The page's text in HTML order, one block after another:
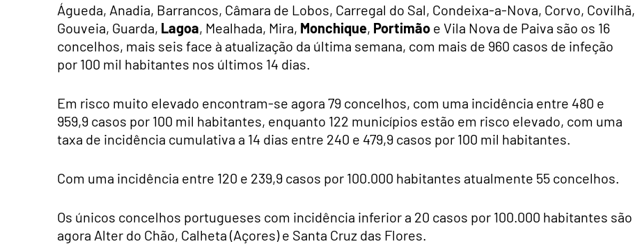
Águeda, Anadia, Barrancos, Câmara de Lobos, Carregal do Sal, Condeixa-a-Nova, Corvo, Covilhã,
Gouveia, Guarda, Lagoa, Mealhada, Mira, Monchique, Portimão e Vila Nova de Paiva são os 16
concelhos, mais seis face à atualização da última semana, com mais de 960 casos de infeção
por 100 mil habitantes nos últimos 14 dias.
Em risco muito elevado encontram-se agora 79 concelhos, com uma incidência entre 480 e
959,9 casos por 100 mil habitantes, enquanto 122 municípios estão em risco elevado, com uma
taxa de incidência cumulativa a 14 dias entre 240 e 479,9 casos por 100 mil habitantes.
Com uma incidência entre 120 e 239,9 casos por 100.000 habitantes atualmente 55 concelhos.
Os únicos concelhos portugueses com incidência inferior a 20 casos por 100.000 habitantes são
agora Alter do Chão, Calheta (Açores) e Santa Cruz das Flores.